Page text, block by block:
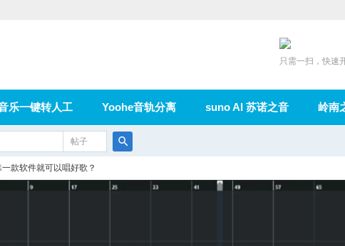
只需一扫，快速
乐一键转人工 Yoohe音轨分离 suno AI 苏诺之音 岭南
在线论坛
帖子
索
款软件就可以唱好歌？